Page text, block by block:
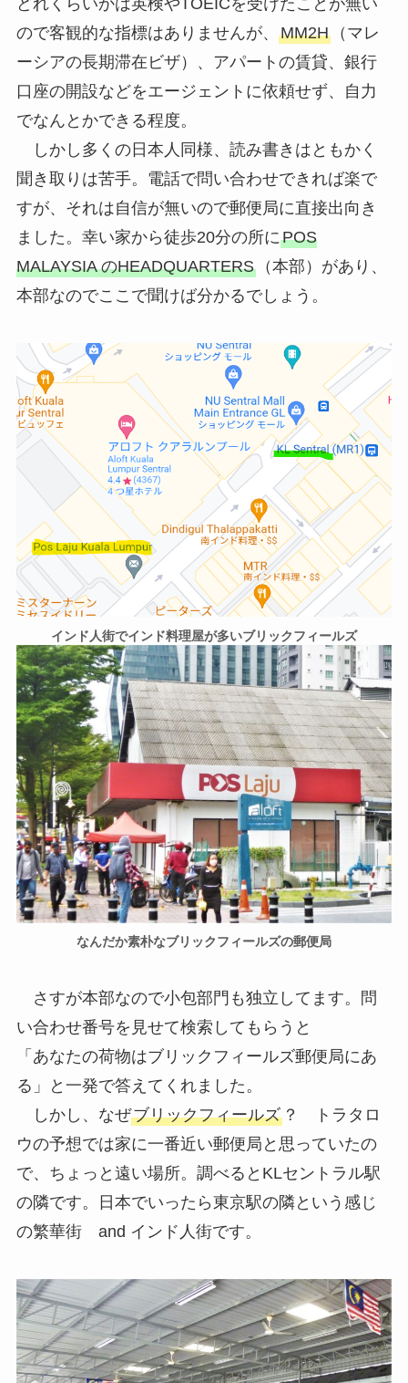
ので客観的な指標はありませんが、 MM2H（マレ
ーシアの長期滞在ビザ）、アパートの賃貸、銀行
口座の開設などをエージェントに依頼せず、自力
でなんとかできる程度。
しかし多くの日本人同様、読み書きはともかく
聞き取りは苦手。電話で問い合わせできれば楽で
すが、それは自信が無いので郵便局に直接出向き
ました。幸い家から徒歩20分の所にPOS
MALAYSIA のHEADQUARTERS（本部）があり、
本部なのでここで聞けば分かるでしょう。
インド人街でインド料理屋が多いブリックフィールズ
なんだか素朴なブリックフィールズの郵便局
さすが本部なので小包部門も独立してます。問
い合わせ番号を見せて検索してもらうと
「あなたの荷物はブリックフィールズ郵便局にあ
る」と一発で答えてくれました。
しかし、なぜブリックフィールズ？ トラタロ
ウの予想では家に一番近い郵便局と思っていたの
で、ちょっと遠い場所。調べるとKLセントラル駅
の隣です。日本でいったら東京駅の隣という感じ
の繁華街 and インド人街です。